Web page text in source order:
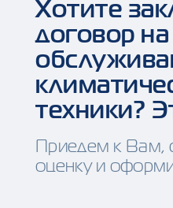
Хотите
договор
техники?
Приедем к Вам,
оценку и